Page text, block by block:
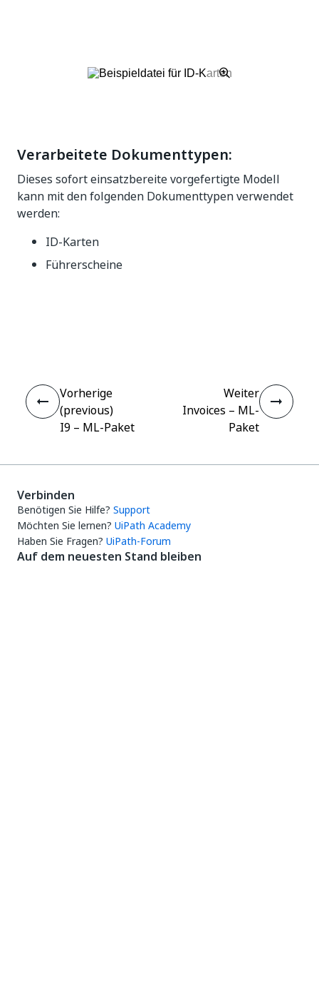
Verarbeitete Dokumenttypen:
Dieses sofort einsatzbereite vorgefertigte Modell
kann mit den folgenden Dokumenttypen verwendet
werden:
ID-Karten
Führerscheine
Vorherige
(previous)
I9 – ML-Paket
Weiter
Invoices – ML-
Paket
Verbinden
Benötigen Sie Hilfe? Support
Möchten Sie lernen? UiPath Academy
Haben Sie Fragen? UiPath-Forum
Auf dem neuesten Stand bleiben